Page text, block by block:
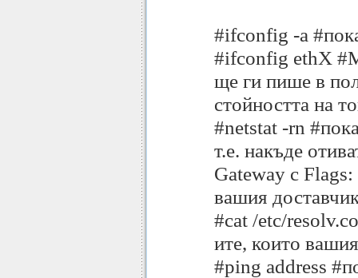
#ifconfig -a
#ifconfig ethX
ще ги пише в
стойността на
#netstat -rn
т.е. накъде
Gateway с
вашия
#cat /etc/
ите, които
#ping address